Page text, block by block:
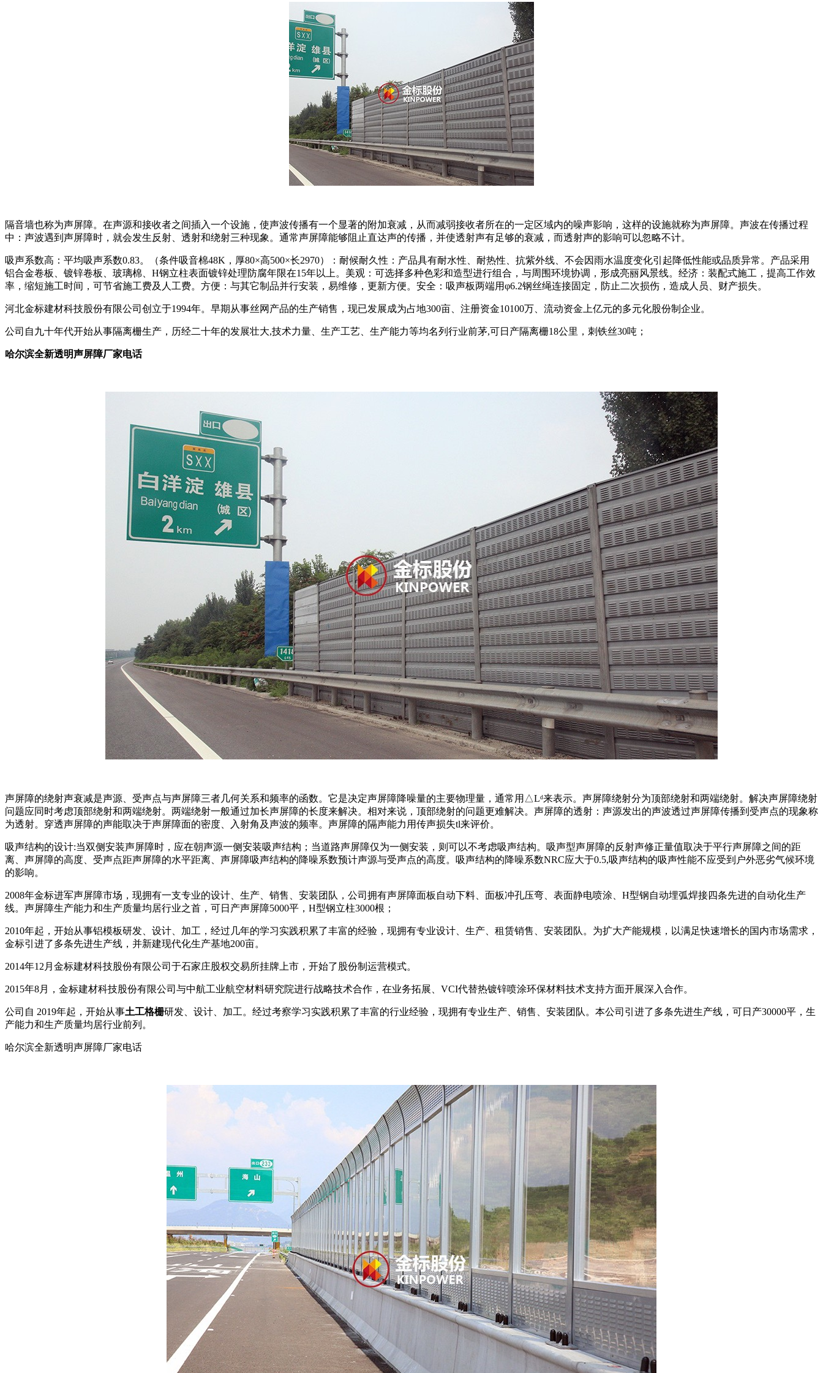
隔音墙也称为声屏障。在声源和接收者之间插入一个设施，使声波传播有一个显著的附加衰减，从而减弱接收者所在的一定区域内的噪声影响，这样的设施就称为声屏障。声波在传播过程
中：声波遇到声屏障时，就会发生反射、透射和绕射三种现象。通常声屏障能够阻止直达声的传播，并使透射声有足够的衰减，而透射声的影响可以忽略不计。
吸声系数高：平均吸声系数0.83。（条件吸音棉48K，厚80×高500×长2970）：耐候耐久性：产品具有耐水性、耐热性、抗紫外线、不会因雨水温度变化引起降低性能或品质异常。产品采用
铝合金卷板、镀锌卷板、玻璃棉、H钢立柱表面镀锌处理防腐年限在15年以上。美观：可选择多种色彩和造型进行组合，与周围环境协调，形成亮丽风景线。经济：装配式施工，提高工作效
率，缩短施工时间，可节省施工费及人工费。方便：与其它制品并行安装，易维修，更新方便。安全：吸声板两端用φ6.2钢丝绳连接固定，防止二次损伤，造成人员、财产损失。
河北金标建材科技股份有限公司创立于1994年。早期从事丝网产品的生产销售，现已发展成为占地300亩、注册资金10100万、流动资金上亿元的多元化股份制企业。
公司自九十年代开始从事隔离栅生产，历经二十年的发展壮大,技术力量、生产工艺、生产能力等均名列行业前茅,可日产隔离栅18公里，刺铁丝30吨；
哈尔滨全新透明声屏障厂家电话
声屏障的绕射声衰减是声源、受声点与声屏障三者几何关系和频率的函数。它是决定声屏障降噪量的主要物理量，通常用△Lᵈ来表示。声屏障绕射分为顶部绕射和两端绕射。解决声屏障绕射
问题应同时考虑顶部绕射和两端绕射。两端绕射一般通过加长声屏障的长度来解决。相对来说，顶部绕射的问题更难解决。声屏障的透射：声源发出的声波透过声屏障传播到受声点的现象称
为透射。穿透声屏障的声能取决于声屏障面的密度、入射角及声波的频率。声屏障的隔声能力用传声损失tl来评价。
吸声结构的设计:当双侧安装声屏障时，应在朝声源一侧安装吸声结构；当道路声屏障仅为一侧安装，则可以不考虑吸声结构。吸声型声屏障的反射声修正量值取决于平行声屏障之间的距
离、声屏障的高度、受声点距声屏障的水平距离、声屏障吸声结构的降噪系数预计声源与受声点的高度。吸声结构的降噪系数NRC应大于0.5,吸声结构的吸声性能不应受到户外恶劣气候环境
的影响。
2008年金标进军声屏障市场，现拥有一支专业的设计、生产、销售、安装团队，公司拥有声屏障面板自动下料、面板冲孔压弯、表面静电喷涂、H型钢自动埋弧焊接四条先进的自动化生产
线。声屏障生产能力和生产质量均居行业之首，可日产声屏障5000平，H型钢立柱3000根；
2010年起，开始从事铝模板研发、设计、加工，经过几年的学习实践积累了丰富的经验，现拥有专业设计、生产、租赁销售、安装团队。为扩大产能规模，以满足快速增长的国内市场需求，
金标引进了多条先进生产线，并新建现代化生产基地200亩。
2014年12月金标建材科技股份有限公司于石家庄股权交易所挂牌上市，开始了股份制运营模式。
2015年8月，金标建材科技股份有限公司与中航工业航空材料研究院进行战略技术合作，在业务拓展、VCI代替热镀锌喷涂环保材料技术支持方面开展深入合作。
公司自 2019年起，开始从事土工格栅研发、设计、加工。经过考察学习实践积累了丰富的行业经验，现拥有专业生产、销售、安装团队。本公司引进了多条先进生产线，可日产30000平，生
产能力和生产质量均居行业前列。
哈尔滨全新透明声屏障厂家电话